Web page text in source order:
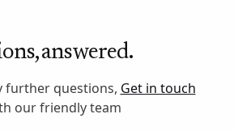
answered.
further questions, Get in touch
our friendly team